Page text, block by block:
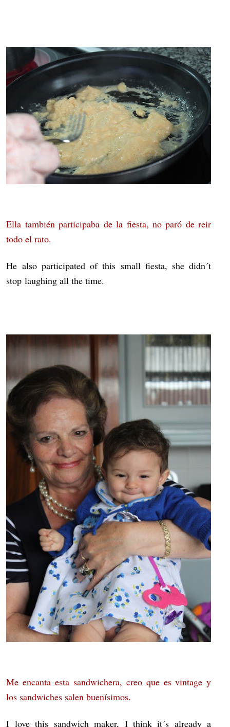
Ella también participaba de la fiesta, no paró de reir
todo el rato.
He also participated of this small fiesta, she didn´t
stop laughing all the time.
Me encanta esta sandwichera, creo que es vintage y
los sandwiches salen buenísimos.
I love this sandwich maker, I think it´s already a